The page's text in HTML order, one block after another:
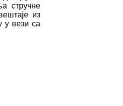
стручне
из
у вези са